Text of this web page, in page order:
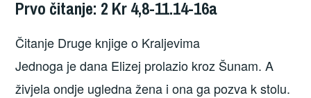
Prvo čitanje: 2 Kr 4,8-11.14-16a
Čitanje Druge knjige o Kraljevima
Jednoga je dana Elizej prolazio kroz Šunam. A
živjela ondje ugledna žena i ona ga pozva k stolu.